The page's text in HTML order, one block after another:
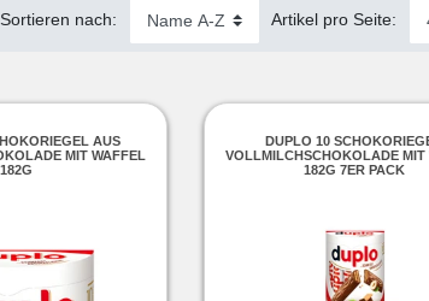
Sortieren nach: Artikel pro Seite:
AUS
MIT WAFFEL
182G
DUPLO 10
VOLLMILCHSCHOKOLADE MIT
182G 7ER PACK